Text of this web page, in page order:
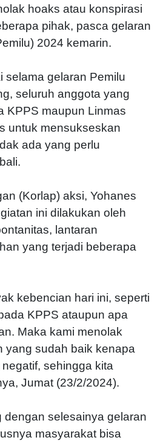
hoaks atau konspirasi
pihak, pasca gelaran
2024 kemarin.
selama gelaran Pemilu
seluruh anggota yang
KPPS maupun Linmas
untuk mensukseskan
ada yang perlu
(Korlap) aksi, Yohanes
ini dilakukan oleh
lantaran
yang terjadi beberapa
kebencian hari ini, seperti
KPPS ataupun apa
Maka kami menolak
yang sudah baik kenapa
sehingga kita
Jumat (23/2/2024).
dengan selesainya gelaran
masyarakat bisa